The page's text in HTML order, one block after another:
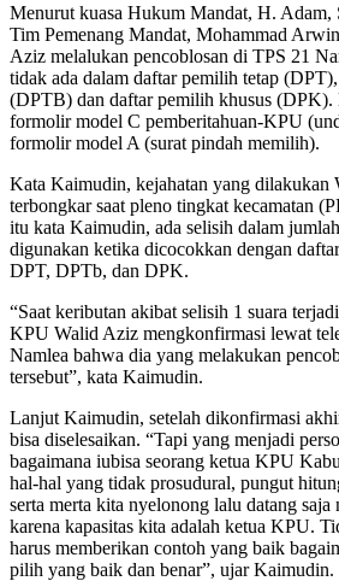
Menurut kuasa Hukum Mandat, H. Adam,
Tim Pemenang Mandat, Mohammad
Aziz melalukan pencoblosan di TPS 21
tidak ada dalam daftar pemilih tetap
(DPTB) dan daftar pemilih khusus (DPK).
formolir model C pemberitahuan-KPU
formolir model A (surat pindah memilih).
Kata Kaimudin, kejahatan yang dilakukan
terbongkar saat pleno tingkat kecamatan
itu kata Kaimudin, ada selisih dalam
digunakan ketika dicocokkan dengan
DPT, DPTb, dan DPK.
“Saat keributan akibat selisih 1 suara
KPU Walid Aziz mengkonfirmasi lewat
Namlea bahwa dia yang melakukan
tersebut”, kata Kaimudin.
Lanjut Kaimudin, setelah dikonfirmasi
bisa diselesaikan. “Tapi yang menjadi
bagaimana iubisa seorang ketua KPU
hal-hal yang tidak prosudural, pungut
serta merta kita nyelonong lalu datang
karena kapasitas kita adalah ketua KPU.
harus memberikan contoh yang baik
pilih yang baik dan benar”, ujar Kaimudin.